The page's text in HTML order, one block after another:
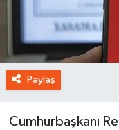
Paylaş
Cumhurbaşkanı